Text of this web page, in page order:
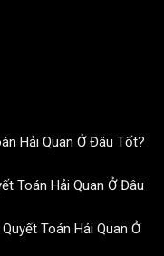
Hải Quan Ở Đâu Tốt?
Toán Hải Quan Ở Đâu
Toán Hải Quan Ở